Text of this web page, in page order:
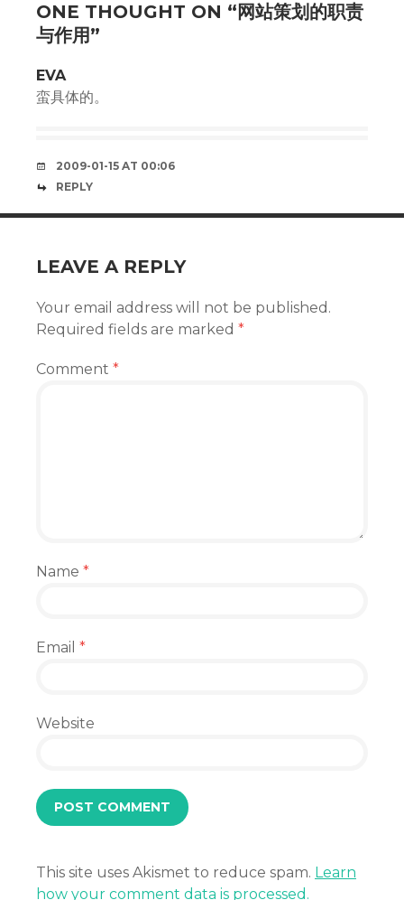
ONE THOUGHT ON “ 网站策划的职责
与作用”
EVA
蛮具体的。
2009-01-15 AT 00:06
REPLY
LEAVE A REPLY
Your email address will not be published.
Required fields are marked *
Comment *
Name *
Email *
Website
This site uses Akismet to reduce spam. Learn
how your comment data is processed.